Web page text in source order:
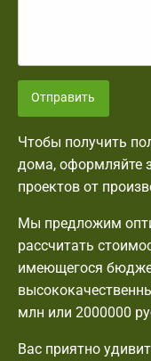
Отправить
Чтобы получить
дома, оформляйте
проектов от
Мы предложим
рассчитать
имеющегося
млн или 2000000
Вас приятно